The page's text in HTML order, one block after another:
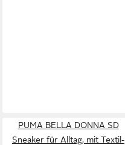
PUMA BELLA DONNA SD
Sneaker für Alltag, mit Textil-